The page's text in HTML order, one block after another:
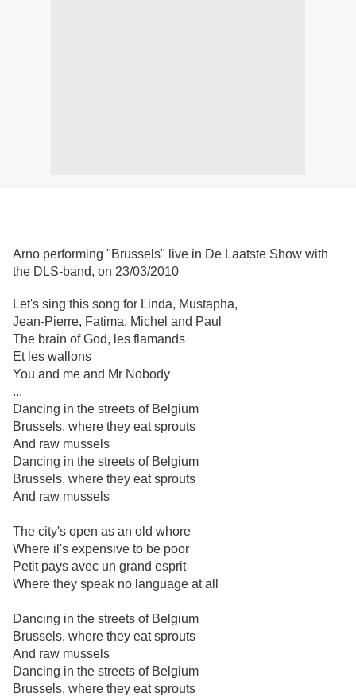
Arno performing "Brussels" live in De Laatste Show with
the DLS-band, on 23/03/2010
Let's sing this song for Linda, Mustapha,
Jean-Pierre, Fatima, Michel and Paul
The brain of God, les flamands
Et les wallons
You and me and Mr Nobody
...
Dancing in the streets of Belgium
Brussels, where they eat sprouts
And raw mussels
Dancing in the streets of Belgium
Brussels, where they eat sprouts
And raw mussels
The city's open as an old whore
Where il's expensive to be poor
Petit pays avec un grand esprit
Where they speak no language at all
Dancing in the streets of Belgium
Brussels, where they eat sprouts
And raw mussels
Dancing in the streets of Belgium
Brussels, where they eat sprouts